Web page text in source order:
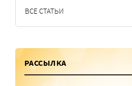
ВСЕ СТАТЬИ
РАССЫЛКА